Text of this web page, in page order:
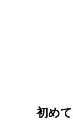
初め